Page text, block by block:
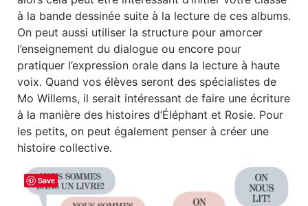
à la bande dessinée suite à la lecture de ces albums.
On peut aussi utiliser la structure pour amorcer
l’enseignement du dialogue ou encore pour
pratiquer l’expression orale dans la lecture à haute
voix. Quand vos élèves seront des spécialistes de
Mo Willems, il serait intéressant de faire une écriture
à la manière des histoires d’Éléphant et Rosie. Pour
les petits, on peut également penser à créer une
histoire collective.
Save